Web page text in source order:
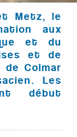
Metz, le
aux
et du
et de
Colmar
Les
début